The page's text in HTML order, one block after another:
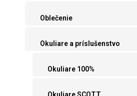
Oblečenie
Okuliare a príslušenstvo
Okuliare 100%
Okuliare SCOTT